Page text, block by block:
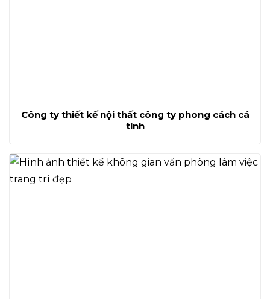
Công ty thiết kế nội thất công ty phong cách cá
tính